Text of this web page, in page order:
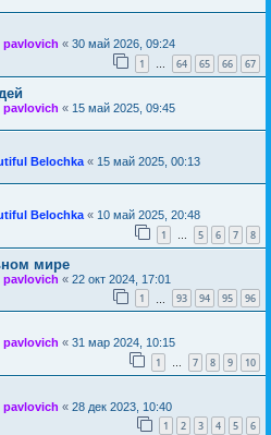
pavlovich « 30 май 2026, 09:24
1 … 64 65 66 67
pavlovich « 15 май 2025, 09:45
Belochka « 15 май 2025, 00:13
Belochka « 10 май 2025, 20:48
1 … 5 6 7 8
мире
pavlovich « 22 окт 2024, 17:01
1 93 94 95 96
pavlovich « 31 мар 2024, 10:15
1 … 7 8 9 10
pavlovich « 28 дек 2023, 10:40
1 2 3 4 5 6